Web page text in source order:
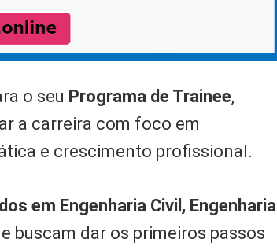
o seu Programa de Trainee,
a carreira com foco em
e crescimento profissional.
em Engenharia Civil, Engenharia
buscam dar os primeiros passos